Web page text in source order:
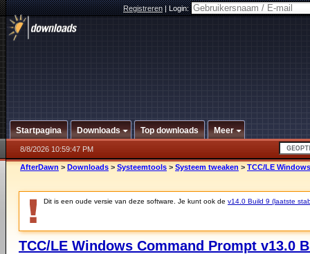
Registreren|Login:
Startpagina Downloads Top downloads Meer
8/8/2026 10:59:47 PM
AfterDawn > Downloads > Systeemtools > Systeem tweaken > TCC/LE
Dit is een oude versie van deze software. Je kunt ook de v14.0 Build 9 (laatste
TCC/LE Windows Command Prompt v13.0